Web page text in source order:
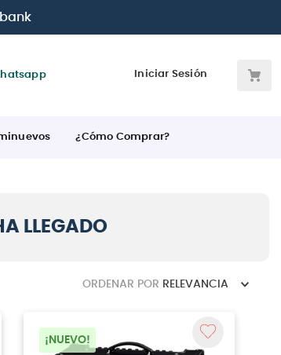
Iniciar Sesión
¿Cómo Comprar?
LLEGADO
ORDENAR POR RELEVANCIA
¡NUEVO!